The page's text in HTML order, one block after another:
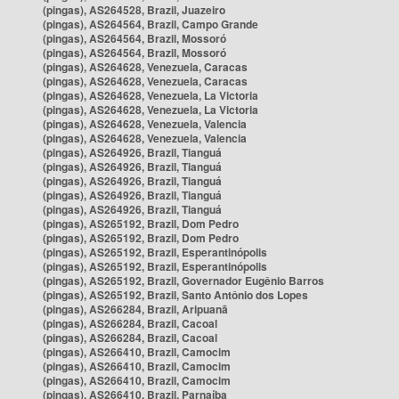
(pingas), AS264528, Brazil, Juazeiro
(pingas), AS264564, Brazil, Campo Grande
(pingas), AS264564, Brazil, Mossoró
(pingas), AS264564, Brazil, Mossoró
(pingas), AS264628, Venezuela, Caracas
(pingas), AS264628, Venezuela, Caracas
(pingas), AS264628, Venezuela, La Victoria
(pingas), AS264628, Venezuela, La Victoria
(pingas), AS264628, Venezuela, Valencia
(pingas), AS264628, Venezuela, Valencia
(pingas), AS264926, Brazil, Tianguá
(pingas), AS264926, Brazil, Tianguá
(pingas), AS264926, Brazil, Tianguá
(pingas), AS264926, Brazil, Tianguá
(pingas), AS264926, Brazil, Tianguá
(pingas), AS265192, Brazil, Dom Pedro
(pingas), AS265192, Brazil, Dom Pedro
(pingas), AS265192, Brazil, Esperantinópolis
(pingas), AS265192, Brazil, Esperantinópolis
(pingas), AS265192, Brazil, Governador Eugênio Barros
(pingas), AS265192, Brazil, Santo Antônio dos Lopes
(pingas), AS266284, Brazil, Aripuanã
(pingas), AS266284, Brazil, Cacoal
(pingas), AS266284, Brazil, Cacoal
(pingas), AS266410, Brazil, Camocim
(pingas), AS266410, Brazil, Camocim
(pingas), AS266410, Brazil, Camocim
(pingas), AS266410, Brazil, Parnaíba